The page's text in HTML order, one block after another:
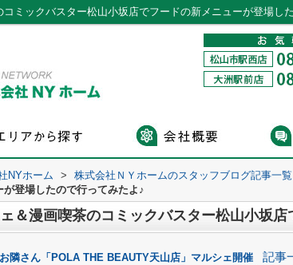
ミックバスター松山小坂店でフードの新メニューが登場し
NYホーム > 株式会社ＮＹホームのスタッフブログ記事一覧
登場したので行ってみたよ♪
隣さん「POLA THE BEAUTY天山店」マルシェ開催 記事